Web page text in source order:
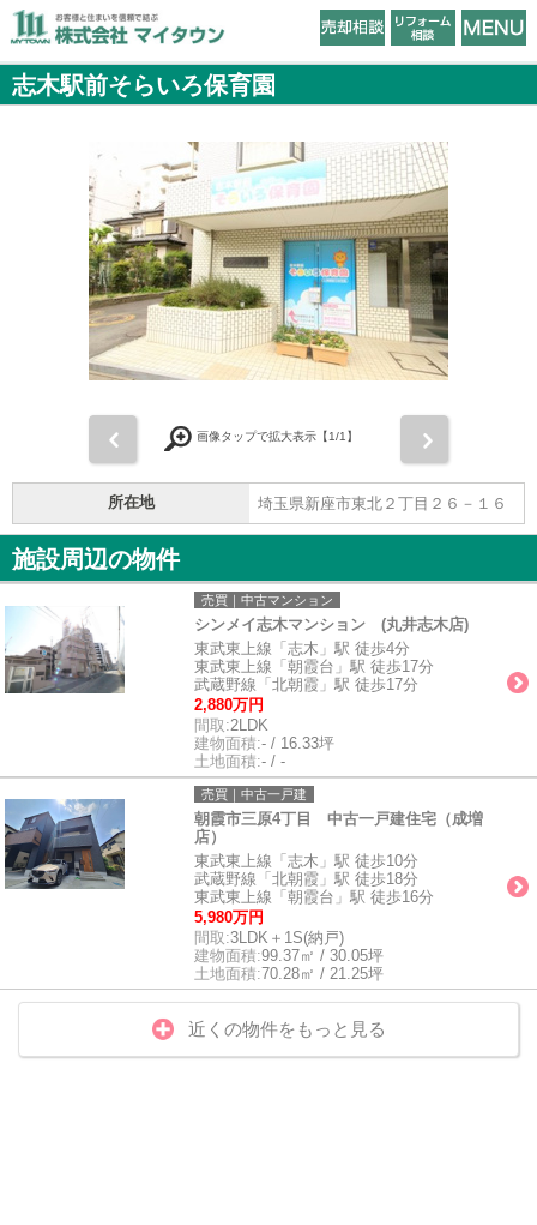
志木駅前そらいろ保育園
画像タップで拡大表示【1/1】
所在地 埼玉県新座市東北２丁目２６－１６
施設周辺の物件
売買｜中古マンション
シンメイ志木マンション (丸井志木店)
東武東上線「志木」駅 徒歩4分
東武東上線「朝霞台」駅 徒歩17分
武蔵野線「北朝霞」駅 徒歩17分
2,880万円
間取:2LDK
建物面積:- / 16.33坪
土地面積:- / -
売買｜中古一戸建
朝霞市三原4丁目 中古一戸建住宅（成増
店）
東武東上線「志木」駅 徒歩10分
武蔵野線「北朝霞」駅 徒歩18分
東武東上線「朝霞台」駅 徒歩16分
5,980万円
間取:3LDK＋1S(納戸)
建物面積:99.37㎡ / 30.05坪
土地面積:70.28㎡ / 21.25坪
近くの物件をもっと見る